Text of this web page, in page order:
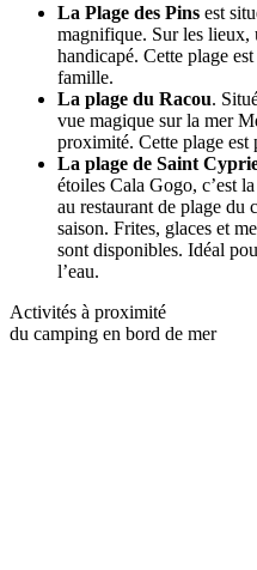
La Plage des Pins est
magnifique. Sur les lieux,
handicapé. Cette plage
famille.
La plage du Racou.
vue magique sur la mer
proximité. Cette plage est
La plage de Saint
étoiles Cala Gogo, c’est
au restaurant de plage du
saison. Frites, glaces et
sont disponibles. Idéal
l’eau.
Activités à proximité
du camping en bord de mer